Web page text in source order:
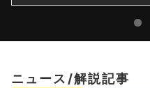
ニュース/解説記事